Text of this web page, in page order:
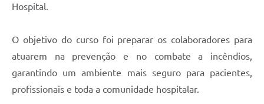
Hospital.
O objetivo do curso foi preparar os colaboradores para
atuarem na prevenção e no combate a incêndios,
garantindo um ambiente mais seguro para pacientes,
profissionais e toda a comunidade hospitalar.